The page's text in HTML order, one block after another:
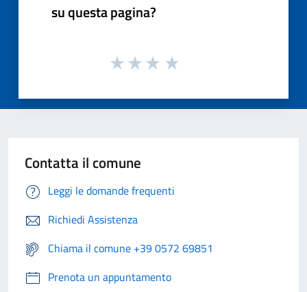
su questa pagina?
Contatta il comune
Leggi le domande frequenti
Richiedi Assistenza
Chiama il comune +39 0572 69851
Prenota un appuntamento